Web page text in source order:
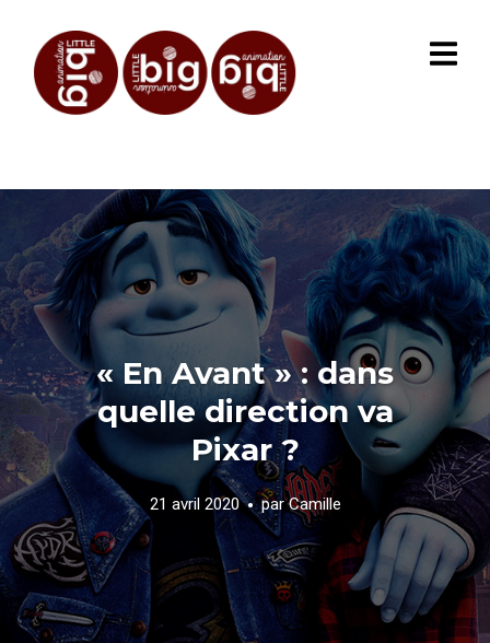
« En Avant » : dans
quelle direction va
Pixar ?
21 avril 2020 parCamille